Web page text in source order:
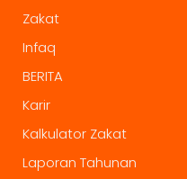
Zakat
Infaq
BERITA
Karir
Kalkulator Zakat
Laporan Tahunan